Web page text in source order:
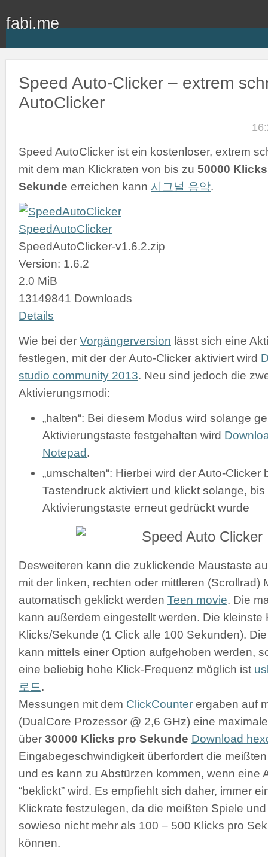
fabi.me
Speed Auto-Clicker – extrem
AutoClicker
Speed AutoClicker ist ein kostenloser, extrem
mit dem man Klickraten von bis zu 50000
Sekunde erreichen kann 시그널 음악.
SpeedAutoClicker
SpeedAutoClicker-v1.6.2.zip
Version: 1.6.2
2.0 MiB
13149841 Downloads
Details
Wie bei der Vorgängerversion lässt sich eine
festlegen, mit der der Auto-Clicker aktiviert wird
studio community 2013. Neu sind jedoch die
Aktivierungsmodi:
„halten“: Bei diesem Modus wird solange
Aktivierungstaste festgehalten wird
Notepad.
„umschalten“: Hierbei wird der Auto-Clicker
Tastendruck aktiviert und klickt solange, bis
Aktivierungstaste erneut gedrückt wurde
Desweiteren kann die zuklickende Maustaste
mit der linken, rechten oder mittleren (Scrollrad)
automatisch geklickt werden Teen movie. Die
kann außerdem eingestellt werden. Die kleinste
Klicks/Sekunde (1 Click alle 100 Sekunden).
kann mittels einer Option aufgehoben werden,
eine beliebig hohe Klick-Frequenz möglich ist
로드.
Messungen mit dem ClickCounter ergaben auf
(DualCore Prozessor @ 2,6 GHz) eine
über 30000 Klicks pro Sekunde Download
Eingabegeschwindigkeit überfordert die
und es kann zu Abstürzen kommen, wenn eine
“beklickt” wird. Es empfiehlt sich daher, immer
Klickrate festzulegen, da die meißten Spiele
sowieso nicht mehr als 100 – 500 Klicks pro
können.